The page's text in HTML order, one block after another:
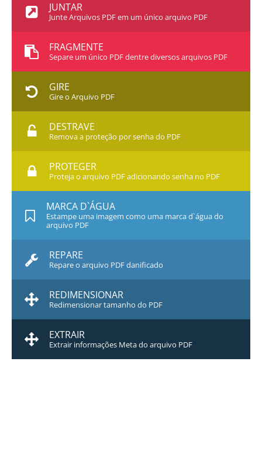
JUNTAR
Junte Arquivos PDF em um único arquivo PDF
FRAGMENTE
Separe um único PDF dentre diversos arquivos PDF
GIRE
Gire o Arquivo PDF
DESTRAVE
Remova a proteção por senha do PDF
PROTEGER
Proteja o arquivo PDF adicionando senha no PDF
MARCA D`ÁGUA
Estampe uma imagem como uma marca d`água do
arquivo PDF
REPARE
Repare o arquivo PDF danificado
REDIMENSIONAR
Redimensionar tamanho do PDF
EXTRAIR
Extrair informações Meta do arquivo PDF